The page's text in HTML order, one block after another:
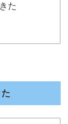
た